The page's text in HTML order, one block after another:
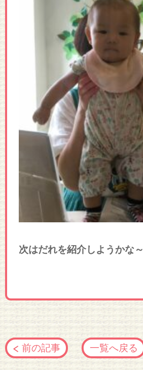
次はだれを紹介しようかな～
前の記事 一覧へ戻る